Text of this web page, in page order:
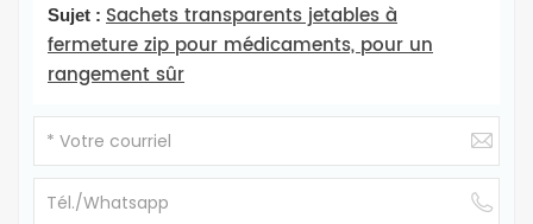
Sujet : Sachets transparents jetables à
fermeture zip pour médicaments, pour un
rangement sûr